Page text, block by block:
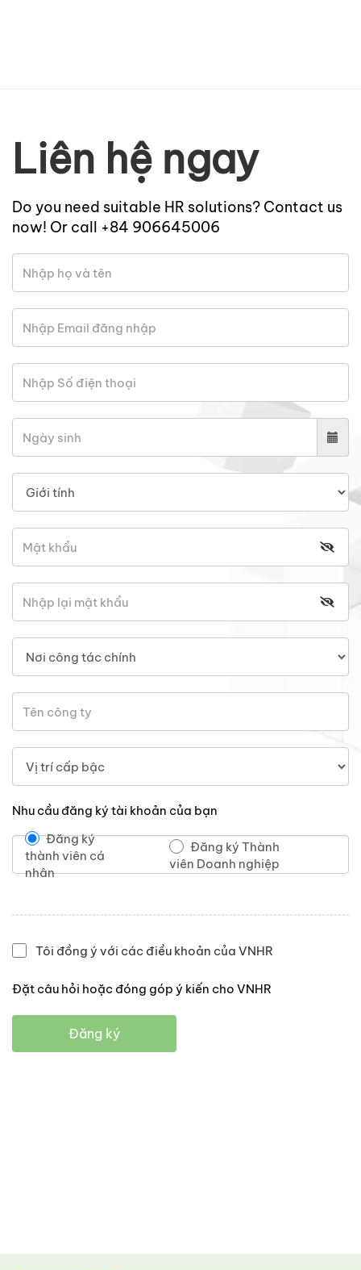
Liên hệ ngay
Do you need suitable HR solutions? Contact us
now! Or call +84 906645006
Nhu cầu đăng ký tài khoản của bạn
Đăng ký
thành viên cá
nhân
Đăng ký Thành
viên Doanh nghiệp
Tôi đồng ý với các điều khoản của VNHR
Đặt câu hỏi hoặc đóng góp ý kiến cho VNHR
Đăng ký